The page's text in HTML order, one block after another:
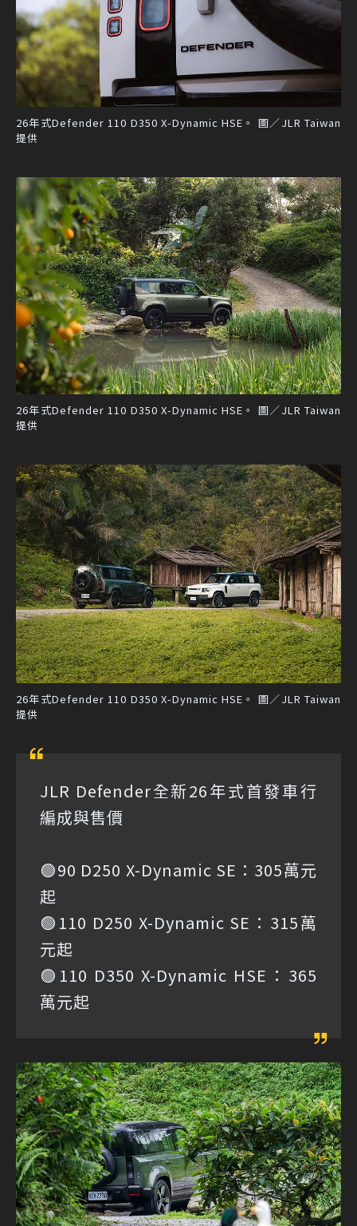
26年式Defender 110 D350 X-Dynamic HSE。 圖／JLR Taiwan
提供
26年式Defender 110 D350 X-Dynamic HSE。 圖／JLR Taiwan
提供
26年式Defender 110 D350 X-Dynamic HSE。 圖／JLR Taiwan
提供
JLR Defender全新26年式首發車行
編成與售價
🟢90 D250 X-Dynamic SE：305萬元
起
🟢110 D250 X-Dynamic SE：315萬
元起
🟢110 D350 X-Dynamic HSE：365
萬元起